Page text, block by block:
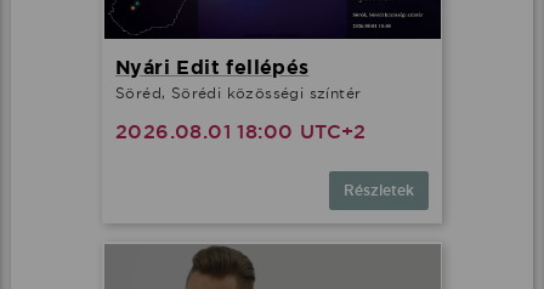
Nyári Edit fellépés
Söréd, Sörédi közösségi színtér
2026.08.01 18:00 UTC+2
Részletek